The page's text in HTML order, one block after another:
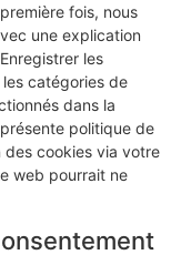
fois, nous
une explication
les
catégories de
dans la
politique de
des cookies via votre
web pourrait ne